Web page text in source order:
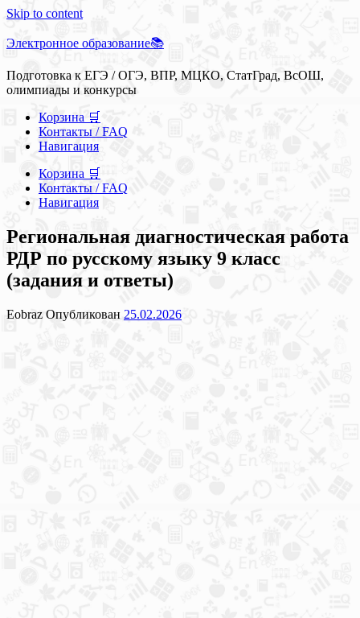
Skip to content
Электронное образование📚
Подготовка к ЕГЭ / ОГЭ, ВПР, МЦКО, СтатГрад, ВсОШ,
олимпиады и конкурсы
Корзина 🛒
Контакты / FAQ
Навигация
Корзина 🛒
Контакты / FAQ
Навигация
Региональная диагностическая работа
РДР по русскому языку 9 класс
(задания и ответы)
Eobraz Опубликован 25.02.2026